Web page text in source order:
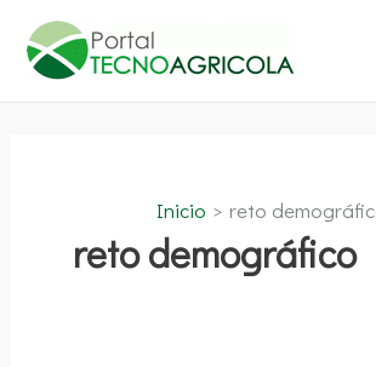
contenido
Inicio reto
reto demográfico